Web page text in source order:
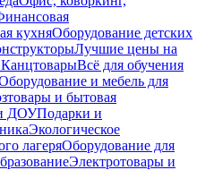
кухняОборудование детских
Лучшие цены на
КанцтоварыВсё для обучения
и мебель для
и бытовая
и ДОУПодарки и
Экологическое
лагеряОборудование для
Электротовары и